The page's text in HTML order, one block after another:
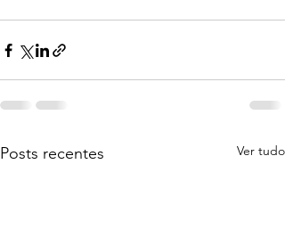
Posts recentes Ver tudo